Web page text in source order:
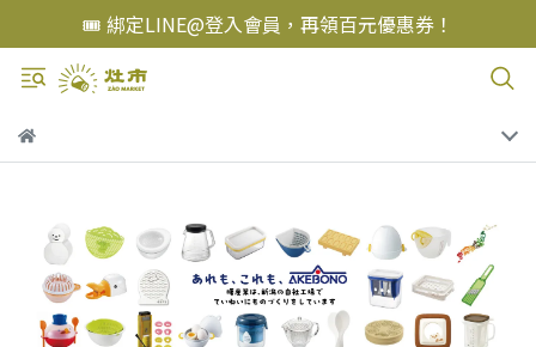
🎟️ 綁定LINE@登入會員，再領百元優惠券！